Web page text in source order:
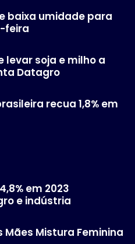
baixa umidade para
feira
levar soja e milho a
Datagro
recua 1,8% em
em 2023
e indústria
Mães Mistura Feminina